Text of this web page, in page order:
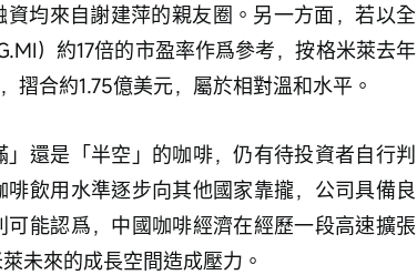
均來自謝建萍的親友圈。另一方面，若以全
）約17倍的市盈率作爲參考，按格米萊去年
摺合約1.75億美元，屬於相對溫和水平。
還是「半空」的咖啡，仍有待投資者自行判
飲用水準逐步向其他國家靠攏，公司具備良
能認爲，中國咖啡經濟在經歷一段高速擴張
未來的成長空間造成壓力。